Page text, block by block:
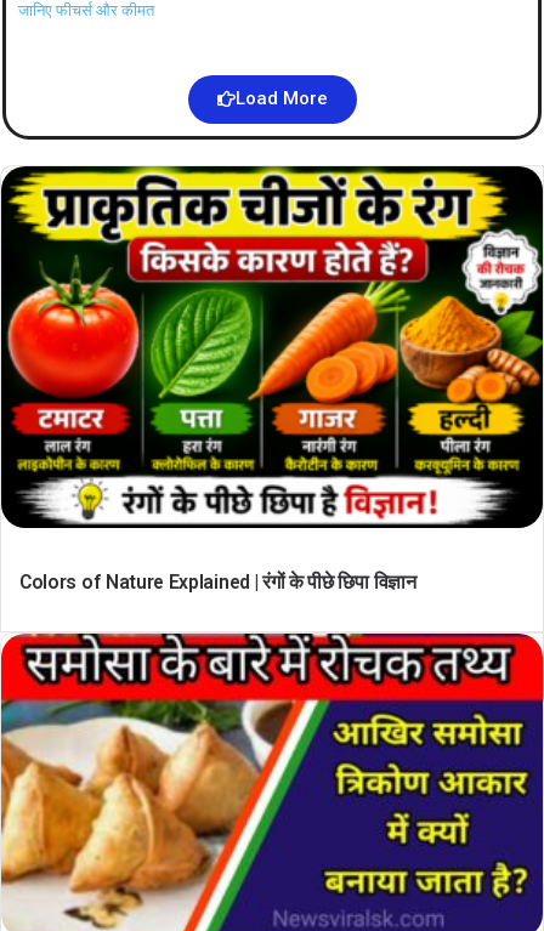
जानिए फीचर्स और कीमत
Load More
Colors of Nature Explained | रंगों के पीछे छिपा विज्ञान